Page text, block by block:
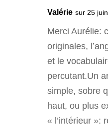
Valérie sur 25
Merci Aurélie:
originales,
et le
percutant.Un
simple, sobre
haut, ou plus
« l’intérieur »: